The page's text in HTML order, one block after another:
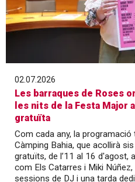
02.07.2026
Les barraques de Roses
les nits de la Festa Major
gratuïta
Com cada any, la
Càmping Bahia, que acollirà
gratuïts, de l’11 al 16 d'agost,
com Els Catarres i Miki
sessions de DJ i una tarda